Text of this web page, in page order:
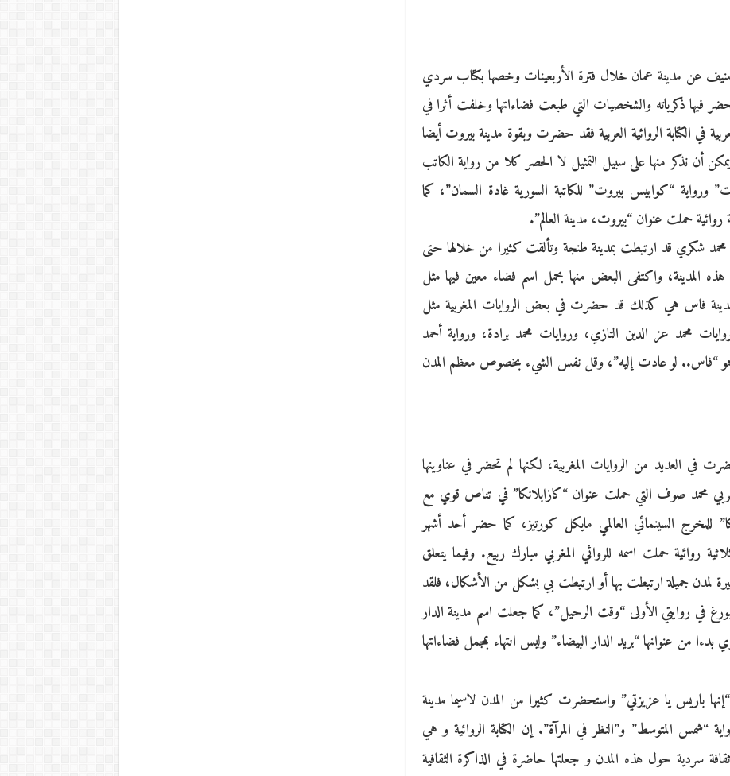
عن مدينة عمان خلال فترة الأربعينات وخصها بكتاب سردي
فيها ذكرياته والشخصيات التي طبعت فضاءاتها وخلفت أثرا في
في الكتابة الروائية العربية فقد حضرت وبقوة مدينة بيروت أيضا
أن نذكر منها على سبيل التمثيل لا الحصر كلا من رواية الكاتب
ورواية “كوابيس بيروت” للكاتبة السورية غادة السمان”، كما
روائية حملت عنوان “بيروت، مدينة العالم”.
محمد شكري قد ارتبطت بمدينة طنجة وتألقت كثيرا من خلالها حتى
المدينة، واكتفى البعض منها بحمل اسم فضاء معين فيها مثل
مدينة فاس هي كذلك قد حضرت في بعض الروايات المغربية مثل
محمد عز الدين التازي، وروايات محمد برادة، ورواية أحمد
هو “فاس.. لو عادت إليه”، وقل نفس الشيء بخصوص معظم المدن
العديد من الروايات المغربية، لكنها لم تحضر في عناوينها
محمد صوف التي حملت عنوان “كازابلانكا” في تناص قوي مع
للمخرج السينمائي العالمي مايكل كورتيز، كما حضر أحد أشهر
روائية حملت اسمه للروائي المغربي مبارك ربيع. وفيما يتعلق
لمدن جميلة ارتبطت بها أو ارتبطت بي بشكل من الأشكال، فلقد
في روايتي الأولى “وقت الرحيل”، كما جعلت اسم مدينة الدار
من عنوانها “بريد الدار البيضاء” وليس انتهاء بمجمل فضاءاتها
باريس يا عزيزتي” واستحضرت كثيرا من المدن لاسيما مدينة
المتوسط” و”النظر في المرآة”. إن الكتابة الروائية و هي
سردية حول هذه المدن و جعلتها حاضرة في الذاكرة الثقافية